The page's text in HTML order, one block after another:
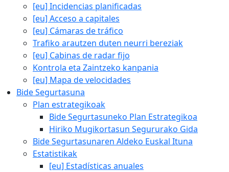
[eu] Incidencias planificadas
[eu] Acceso a capitales
[eu] Cámaras de tráfico
Trafiko arautzen duten neurri bereziak
[eu] Cabinas de radar fijo
Kontrola eta Zaintzeko kanpania
[eu] Mapa de velocidades
Bide Segurtasuna
Plan estrategikoak
Bide Segurtasuneko Plan Estrategikoa
Hiriko Mugikortasun Segururako Gida
Bide Segurtasunaren Aldeko Euskal Ituna
Estatistikak
[eu] Estadísticas anuales